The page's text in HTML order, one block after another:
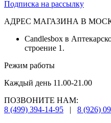
Подписка на рассылку
АДРЕС МАГАЗИНА В
Candlesbox в
строение 1.
Режим работы
Каждый день 11.00-21.00
ПОЗВОНИТЕ НАМ:
8 (499) 394-14-95
| 8 (926)